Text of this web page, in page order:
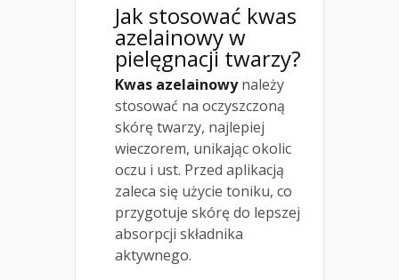
Jak stosować kwas
azelainowy w
pielęgnacji twarzy?
Kwas azelainowynależy
stosować na oczyszczoną
skórę twarzy, najlepiej
wieczorem, unikając okolic
oczu i ust. Przed aplikacją
zaleca się użycie toniku, co
przygotuje skórę do lepszej
absorpcji składnika
aktywnego.